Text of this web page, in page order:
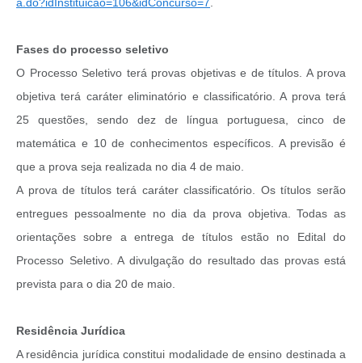
Fases do processo seletivo
O Processo Seletivo terá provas objetivas e de títulos. A prova
objetiva terá caráter eliminatório e classificatório. A prova terá
25 questões, sendo dez de língua portuguesa, cinco de
matemática e 10 de conhecimentos específicos. A previsão é
que a prova seja realizada no dia 4 de maio.
A prova de títulos terá caráter classificatório. Os títulos serão
entregues pessoalmente no dia da prova objetiva. Todas as
orientações sobre a entrega de títulos estão no Edital do
Processo Seletivo. A divulgação do resultado das provas está
prevista para o dia 20 de maio.
Residência Jurídica
A residência jurídica constitui modalidade de ensino destinada a